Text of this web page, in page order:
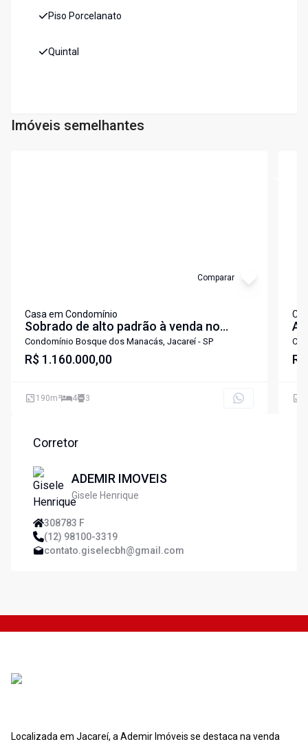
Piso Porcelanato
Quintal
Imóveis semelhantes
Comparar
Casa em Condomínio
Sobrado de alto padrão à venda no
Bosque dos Manacás - Jacareí-SP 4
quartos sendo 2 suites
Condomínio Bosque dos Manacás, Jacareí - SP
R$ 1.160.000,00
190m² 4 3
Corretor
ADEMIR IMOVEIS
Gisele Henrique
308783 F
(12) 98100-3319
contato.giselecbh@gmail.com
Localizada em Jacareí, a Ademir Imóveis se destaca na venda